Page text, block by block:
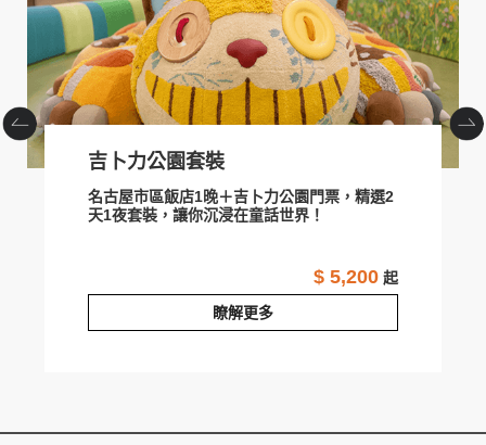
prev next
吉卜力公園套裝
名古屋市區飯店1晚＋吉卜力公園門票，精選2
天1夜套裝，讓你沉浸在童話世界！
$ 5,200 起
瞭解更多